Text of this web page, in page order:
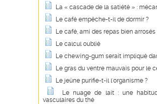
La « cascade de la satiété » :
Le café empêche-t-il de dormir ?
Le café, ami des repas bien arrosés
Le calcul oublié
Le chewing-gum serait impliqué
Le gras du ventre mauvais pour le
Le jeûne purifie-t-il l'organisme ?
Le nuage de lait : une
vasculaires du thé